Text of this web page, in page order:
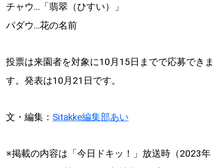
チャウ…「翡翠（ひすい）」
パダウ…花の名前
投票は来園者を対象に10月15日までで応募できま
す。発表は10月21日です。
文・編集： Sitakke編集部あい
※掲載の内容は「今日ドキッ！」放送時（2023年